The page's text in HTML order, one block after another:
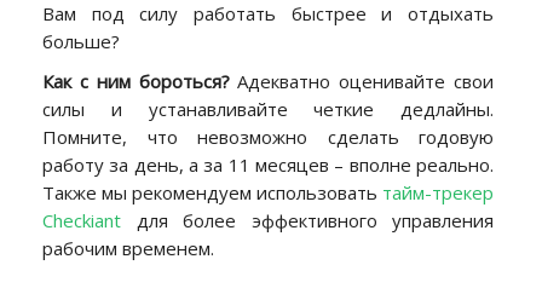
Вам под силу работать быстрее и отдыхать
больше?
Как с ним бороться?Адекватно оценивайте свои
силы и устанавливайте четкие дедлайны.
Помните, что невозможно сделать годовую
работу за день, а за 11 месяцев – вполне реально.
Также мы рекомендуем использовать тайм-трекер
Checkiant для более эффективного управления
рабочим временем.